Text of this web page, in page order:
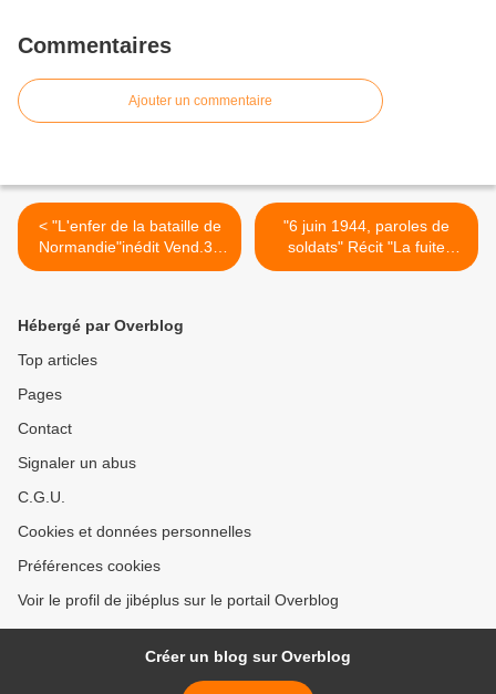
Commentaires
Ajouter un commentaire
< "L'enfer de la bataille de
Normandie"inédit Vend.31
mai 2019[Replay valid]
"6 juin 1944, paroles de
soldats" Récit "La fuite
allemande" 31-05-19
Hébergé par Overblog
Top articles
Pages
Contact
Signaler un abus
C.G.U.
Cookies et données personnelles
Préférences cookies
Voir le profil de jibéplus sur le portail Overblog
Créer un blog sur Overblog